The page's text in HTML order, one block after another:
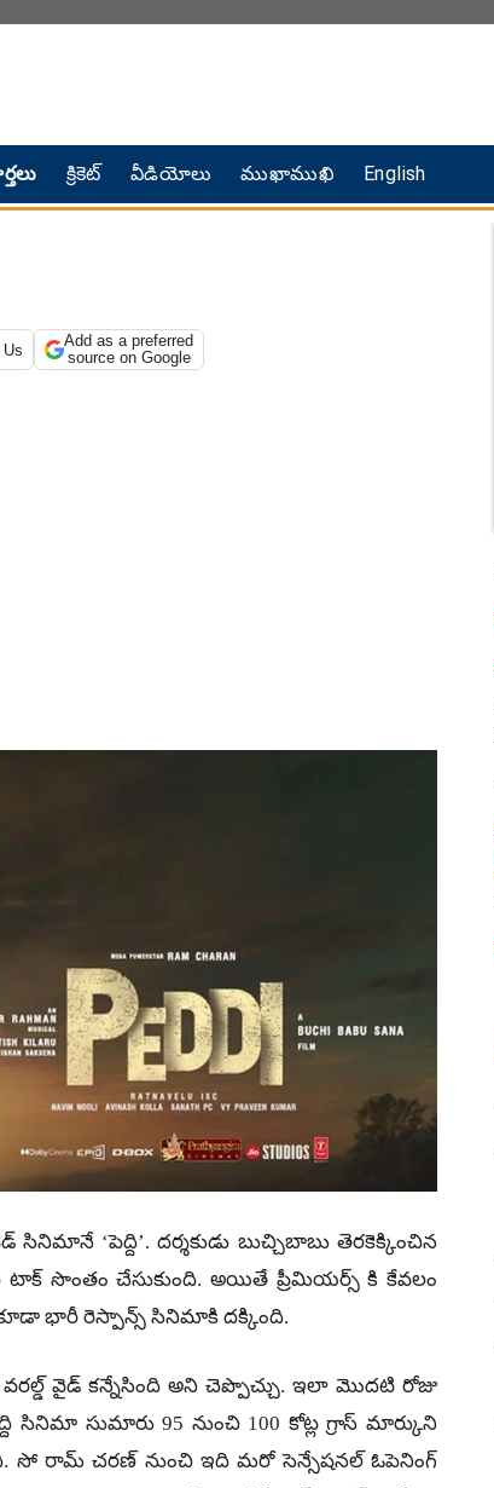
క్రికెట్ వీడియోలు ముఖాముఖి English
Us
Add as a preferred
source on Google
‘పెద్ది’. దర్శకుడు బుచ్చిబాబు తెరకెక్కించిన
సొంతం చేసుకుంది. అయితే ప్రీమియర్స్ కి కేవలం
భారీ రెస్పాన్స్ సినిమాకి దక్కింది.
వైడ్ కన్నేసింది అని చెప్పొచ్చు. ఇలా మొదటి రోజు
సినిమా సుమారు 95 నుంచి 100 కోట్ల గ్రాస్ మార్కుని
సో రామ్ చరణ్ నుంచి ఇది మరో సెన్సేషనల్ ఓపెనింగ్